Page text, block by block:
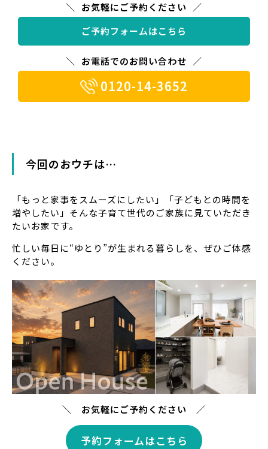
お気軽にご予約ください
ご予約フォームはこちら
お電話でのお問い合わせ
0120-14-3652
今回のおウチは…
「もっと家事をスムーズにしたい」「子どもとの時間を
増やしたい」そんな子育て世代のご家族に見ていただき
たいお家です。
忙しい毎日に“ゆとり”が生まれる暮らしを、ぜひご体感
ください。
＼ お気軽にご予約ください ／
予約フォームはこちら